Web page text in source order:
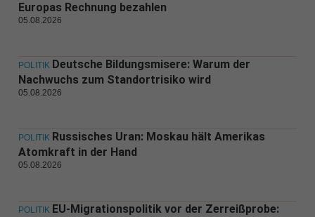
Europas Rechnung bezahlen
05.08.2026
POLITIK Deutsche Bildungsmisere: Warum der
Nachwuchs zum Standortrisiko wird
05.08.2026
POLITIK Russisches Uran: Moskau hält Amerikas
Atomkraft in der Hand
05.08.2026
POLITIK EU-Migrationspolitik vor der Zerreißprobe: